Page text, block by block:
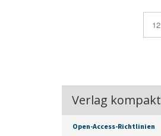
Verlag kompakt
Open-Access-Richtlinien